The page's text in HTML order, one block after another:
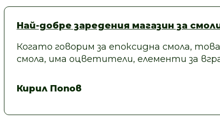
Най-добре заредения магазин за
Когато говорим за епоксидна смола,
смола, има оцветители, елементи за
Кирил Попов